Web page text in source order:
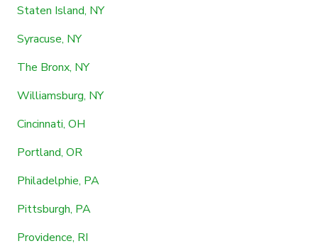
Staten Island, NY
Syracuse, NY
The Bronx, NY
Williamsburg, NY
Cincinnati, OH
Portland, OR
Philadelphie, PA
Pittsburgh, PA
Providence, RI